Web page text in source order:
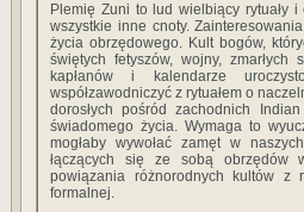
Plemię Zuni to lud wielbiący rytuały
wszystkie inne cnoty.
życia obrzędowego. Kult bogów,
świętych fetyszów, wojny,
kapłanów i kalendarze
współzawodniczyć z rytuałem o
dorosłych pośród zachodnich
świadomego życia. Wymaga to
mogłaby wywołać zamęt w
łączących się ze sobą obrzędów
powiązania różnorodnych kultów z
formalnej.